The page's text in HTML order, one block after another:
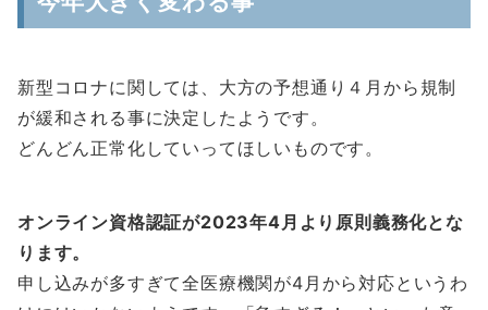
新型コロナに関しては、大方の予想通り４月から規制
が緩和される事に決定したようです。
どんどん正常化していってほしいものです。
オンライン資格認証が2023年4月より原則義務化とな
ります。
申し込みが多すぎて全医療機関が4月から対応というわ